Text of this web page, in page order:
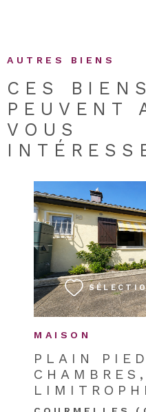
AUTRES BIENS
CES BIENS
PEUVENT
VOUS
MAISON
PLAIN
VOIR